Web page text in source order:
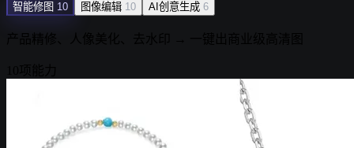
智能修图 10 图像编辑 10 AI创意生成 6
产品精修、人像美化、去水印 → 一键出商业级高清图